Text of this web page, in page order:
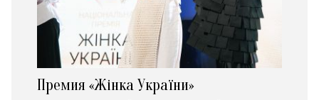
Премия «Жінка України»